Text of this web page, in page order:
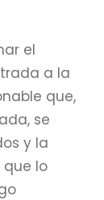
el
a la
que,
se
y la
lo